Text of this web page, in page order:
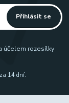
Přihlásit se
účelem rozesílky
14 dní.